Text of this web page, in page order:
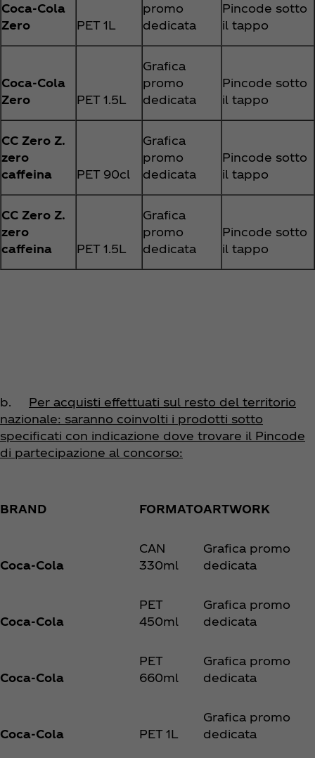
Coca‑Cola
Zero
PET 1L
promo
dedicata
Pincode sotto
il tappo
Coca‑Cola
Zero
PET 1.5L
Grafica
promo
dedicata
Pincode sotto
il tappo
CC Zero Z.
zero
caffeina
PET 90cl
Grafica
promo
dedicata
Pincode sotto
il tappo
CC Zero Z.
zero
caffeina
PET 1.5L
Grafica
promo
dedicata
Pincode sotto
il tappo
b. Per acquisti effettuati sul resto del territorio
nazionale: saranno coinvolti i prodotti sotto
specificati con indicazione dove trovare il Pincode
di partecipazione al concorso:
BRAND FORMATOARTWORK
Coca‑Cola
CAN
330ml
Grafica promo
dedicata
Coca‑Cola
PET
450ml
Grafica promo
dedicata
Coca‑Cola
PET
660ml
Grafica promo
dedicata
Coca‑Cola PET 1L
Grafica promo
dedicata